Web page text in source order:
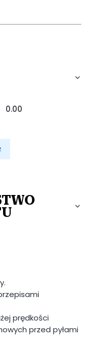
0.00
prędkości
przed pyłami